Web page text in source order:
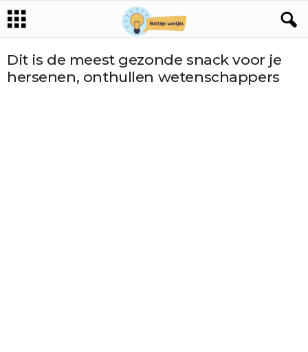
Dit is de meest gezonde snack voor je
hersenen, onthullen wetenschappers